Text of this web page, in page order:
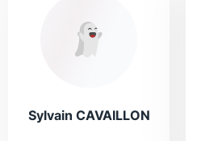
Sylvain CAVAILLON